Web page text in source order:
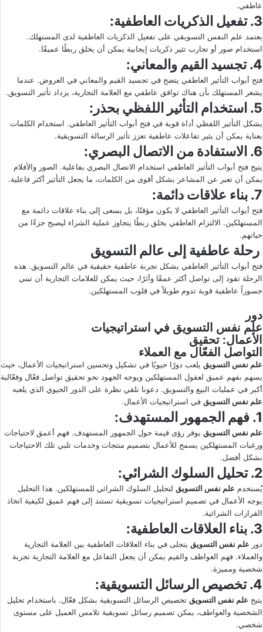
عاطفي.
3. تفعيل الذكريات العاطفية:
يعتمد علم النفس التسويقي على تفعيل الذكريات العاطفية لدى المستهلك.
استخدام صور أو تجارب تثير ذكريات إيجابية يمكن أن يخلق ربطًا عميقًا.
4. تجسيد القيم والمعاني:
فتح أبواب التأثير العاطفي يتضح في تجسيد القيم والمعاني في العروض. عندما
يشعر المستهلك بأن هناك توافق عاطفي مع العلامة التجارية، يزداد تأثير التسويق.
5. استخدام التأثير اللفظي بحذر:
يشكل التأثير اللفظي أداة قوية في فتح أبواب التأثير العاطفي. استخدام الكلمات
بعناية يمكن أن يثير تفاعلات عاطفية تعزز تأثير الرسالة التسويقية.
6. الاستفادة من الاتصال البصري:
يتيح فتح أبواب التأثير العاطفي استخدام الاتصال البصري بفاعلية. الصور والأفلام
يمكن أن تعبر عن المشاعر بشكل أقوى من الكلمات، ما يجعل التأثير أكثر فاعلية.
7. بناء علاقات دائمة:
فتح أبواب التأثير العاطفي لا يكون مؤقتًا، بل يسعى إلى بناء علاقات دائمة مع
المستهلكين. الالتزام العاطفي يخلق ربطًا يتجاوز عملية الشراء ليصبح جزءًا من
حياتهم.
رحلة عاطفية إلى عالم التسويق
فتح أبواب التأثير العاطفي يشكل تجربة عاطفية حقيقية في عالم التسويق. هذه
الرحلة تقود إلى تواصل أكثر عمقًا وأثرًا، حيث يمكن للعلامات التجارية أن تبني
جسوراً عاطفية قوية تدوم طويلاً في قلوب المستهلكين.
دور
علم نفس التسويق في استراتيجيات
الأعمال: تحقيق
التواصل الفعّال مع العملاء
علم نفس التسويق يلعب دورًا حيويًا في تشكيل وتحسين استراتيجيات الأعمال، حيث
يسهم بفهم عميق لعقول المستهلكين ويوجه الجهود نحو تحقيق تواصل فعّال وفعّالية
أكبر في عمليات البيع والتسويق. دعونا نلقي نظرة على الدور الحيوي الذي يلعبه
علم نفس التسويق في استراتيجيات الأعمال.
1. فهم الجمهور المستهدف:
علم نفس التسويق يوفر رؤى قيمة حول الجمهور المستهدف. فهم أعمق لاحتياجات
ورغبات المستهلكين يسمح للأعمال بتصميم منتجات وخدمات تلبي تلك الاحتياجات
بشكل أفضل.
2. تحليل السلوك الشرائي:
يُستخدم علم نفس التسويق لتحليل السلوك الشرائي للمستهلكين. هذا التحليل
يوجه الأعمال في تصميم استراتيجيات تسويقية تستند إلى فهم عميق لكيفية اتخاذ
القرارات الشرائية.
3. بناء العلاقات العاطفية:
دور علم نفس التسويق يتجلى في بناء العلاقات العاطفية بين العلامة التجارية
والعملاء. فهم العواطف والقيم يمكن أن يجعل التفاعل مع العلامة التجارية تجربة
شخصية ومميزة.
4. تخصيص الرسائل التسويقية:
يتيح علم نفس التسويق تخصيص الرسائل التسويقية بشكل فعّال. باستخدام تحليل
الشخصية والعواطف، يمكن تصميم رسائل تسويقية تلامس العميل على مستوى
شخصي.